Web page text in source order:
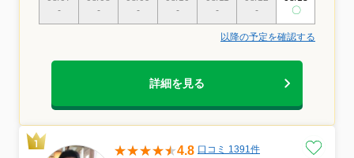
-
-
-
-
-
-
〇
以降の予定を確認する
詳細を見る
4.8 口コミ 1391件